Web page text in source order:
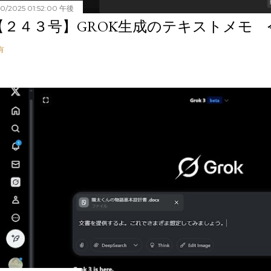
2025 01:52:00 午後
２４３号】GROK生成のテキストメモ